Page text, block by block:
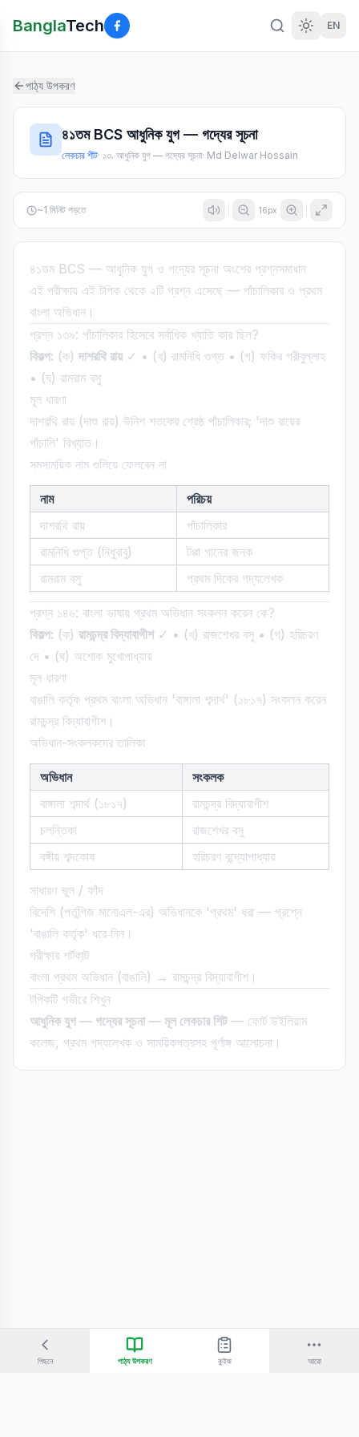
BanglaTech EN
পাঠ্য উপকরণ
৪১তম BCS আধুনিক যুগ — গদ্যের সূচনা
লেকচার শীট· ১৩. আধুনিক যুগ — গদ্যের সূচনা· Md Delwar Hossain
~1 মিনিট পড়তে 16px
৪১তম BCS — আধুনিক যুগ ও গদ্যের সূচনা অংশের প্রশ্নসমাধান
এই পরীক্ষায় এই টপিক থেকে ২টি প্রশ্ন এসেছে — পাঁচালিকার ও প্রথম
বাংলা অভিধান।
প্রশ্ন ১৩৯: পাঁচালিকার হিসেবে সর্বাধিক খ্যাতি কার ছিল?
বিকল্প: (ক) দাশরথি রায়✓ • (খ) রামনিধি গুপ্ত • (গ) ফকির গরীবুল্লাহ
• (ঘ) রামরাম বসু
মূল ধারণা
দাশরথি রায় (দাশু রায়) উনিশ শতকের শ্রেষ্ঠ পাঁচালিকার; 'দাশু রায়ের
পাঁচালি' বিখ্যাত।
সমসাময়িক নাম গুলিয়ে ফেলবেন না
নাম
পরিচয়
দাশরথি রায়
পাঁচালিকার
রামনিধি গুপ্ত (নিধুবাবু)
টপ্পা গানের জনক
রামরাম বসু
প্রথম দিকের গদ্যলেখক
প্রশ্ন ১৪৬: বাংলা ভাষায় প্রথম অভিধান সংকলন করেন কে?
বিকল্প: (ক) রামচন্দ্র বিদ্যাবাগীশ✓ • (খ) রাজশেখর বসু • (গ) হরিচরণ
দে • (ঘ) অশোক মুখোপাধ্যায়
মূল ধারণা
বাঙালি কর্তৃক প্রথম বাংলা অভিধান 'বাঙ্গালা শব্দার্থ' (১৮১৭) সংকলন করেন
রামচন্দ্র বিদ্যাবাগীশ।
অভিধান-সংকলকদের তালিকা
অভিধান
সংকলক
বাঙ্গালা শব্দার্থ (১৮১৭)
রামচন্দ্র বিদ্যাবাগীশ
চলন্তিকা
রাজশেখর বসু
বঙ্গীয় শব্দকোষ
হরিচরণ বন্দ্যোপাধ্যায়
সাধারণ ভুল / ফাঁদ
বিদেশি (পর্তুগিজ মানোএল-এর) অভিধানকে 'প্রথম' ধরা — প্রশ্নে
'বাঙালি কর্তৃক' ধরে নিন।
পরীক্ষার শর্টকাট
বাংলা প্রথম অভিধান (বাঙালি) → রামচন্দ্র বিদ্যাবাগীশ।
টপিকটি গভীরে শিখুন
আধুনিক যুগ — গদ্যের সূচনা — মূল লেকচার শিট— ফোর্ট উইলিয়াম
কলেজ, প্রথম গদ্যলেখক ও সাময়িকপত্রসহ পূর্ণাঙ্গ আলোচনা।
পিছনে পাঠ্য উপকরণ কুইজ আরো